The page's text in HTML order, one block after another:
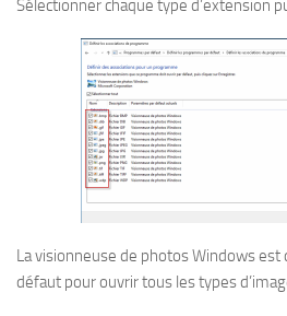
Sélectionner chaque type d’extension
La visionneuse de photos Windows est
défaut pour ouvrir tous les types